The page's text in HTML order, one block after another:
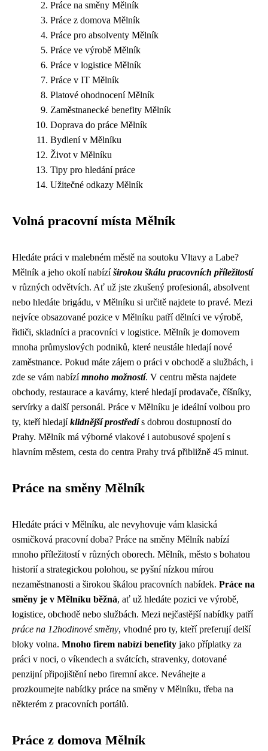
Práce na směny Mělník
Práce z domova Mělník
Práce pro absolventy Mělník
Práce ve výrobě Mělník
Práce v logistice Mělník
Práce v IT Mělník
Platové ohodnocení Mělník
Zaměstnanecké benefity Mělník
Doprava do práce Mělník
Bydlení v Mělníku
Život v Mělníku
Tipy pro hledání práce
Užitečné odkazy Mělník
Volná pracovní místa Mělník
Hledáte práci v malebném městě na soutoku Vltavy a Labe?
Mělník a jeho okolí nabízíširokou škálu pracovních příležitostí
v různých odvětvích. Ať už jste zkušený profesionál, absolvent
nebo hledáte brigádu, v Mělníku si určitě najdete to pravé. Mezi
nejvíce obsazované pozice v Mělníku patří dělníci ve výrobě,
řidiči, skladníci a pracovníci v logistice. Mělník je domovem
mnoha průmyslových podniků, které neustále hledají nové
zaměstnance. Pokud máte zájem o práci v obchodě a službách, i
zde se vám nabízímnoho možností. V centru města najdete
obchody, restaurace a kavárny, které hledají prodavače, číšníky,
servírky a další personál. Práce v Mělníku je ideální volbou pro
ty, kteří hledajíklidnější prostředís dobrou dostupností do
Prahy. Mělník má výborné vlakové i autobusové spojení s
hlavním městem, cesta do centra Prahy trvá přibližně 45 minut.
Práce na směny Mělník
Hledáte práci v Mělníku, ale nevyhovuje vám klasická
osmičková pracovní doba? Práce na směny Mělník nabízí
mnoho příležitostí v různých oborech. Mělník, město s bohatou
historií a strategickou polohou, se pyšní nízkou mírou
nezaměstnanosti a širokou škálou pracovních nabídek. Práce na
směny je v Mělníku běžná, ať už hledáte pozici ve výrobě,
logistice, obchodě nebo službách. Mezi nejčastější nabídky patří
práce na 12hodinové směny, vhodné pro ty, kteří preferují delší
bloky volna. Mnoho firem nabízí benefity jako příplatky za
práci v noci, o víkendech a svátcích, stravenky, dotované
penzijní připojištění nebo firemní akce. Neváhejte a
prozkoumejte nabídky práce na směny v Mělníku, třeba na
některém z pracovních portálů.
Práce z domova Mělník